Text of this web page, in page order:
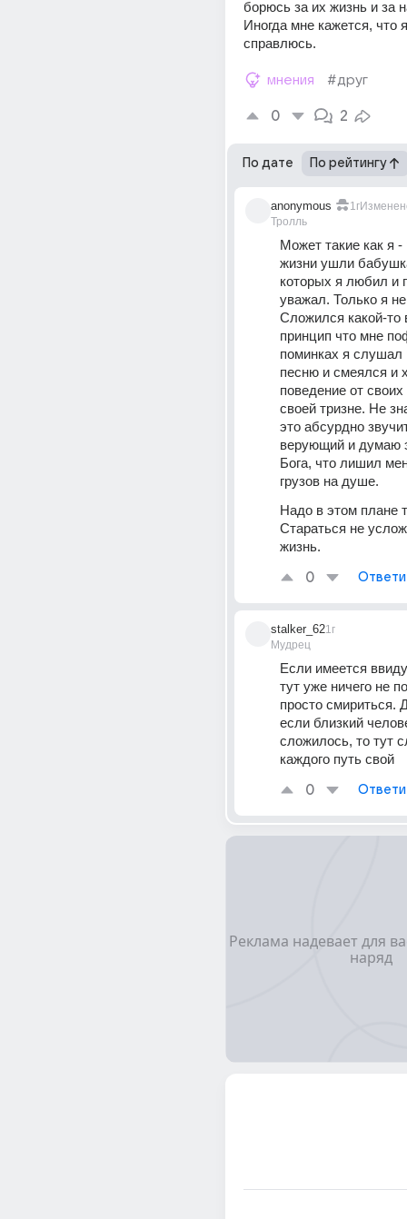
борюсь за их жизнь и за
Иногда мне кажется, что
справлюсь.
мнения #друг
0 2
По дате По рейтингу
anonymous
Тролль
1г
Может такие как я -
жизни ушли
которых я любил и
уважал. Только я
Сложился какой-то
принцип что мне
поминках я слушал
песню и смеялся и
поведение от
своей тризне. Не
это абсурдно
верующий и думаю
Бога, что лишил
грузов на душе.
Надо в этом плане
Стараться не
жизнь.
0
stalker_62
Мудрец
1г
Если имеется
тут уже ничего не
просто смириться.
если близкий
сложилось, то тут
каждого путь свой
0